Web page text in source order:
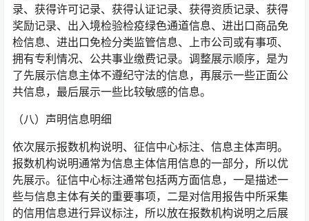
录、获得许可记录、获得认证记录、获得资质记录、获得
奖励记录、出入境检验检疫绿色通道信息、进出口商品免
检信息、进出口免检分类监管信息、上市公司或有事项、
拥有专利情况、公共事业缴费记录。调整展示顺序，是为
了先展示信息主体不遵纪守法的信息，再展示一些正面公
共信息，最后展示一些比较敏感的信息。
（八）声明信息明细
依次展示报数机构说明、征信中心标注、信息主体声明。
报数机构说明通常为信息主体信用信息的一部分，所以优
先展示。征信中心标注通常包括两方面信息，一是描述一
些与信息主体有关的重要事项，二是对信用报告中所采集
的信用信息进行异议标注，所以放在报数机构说明之后展